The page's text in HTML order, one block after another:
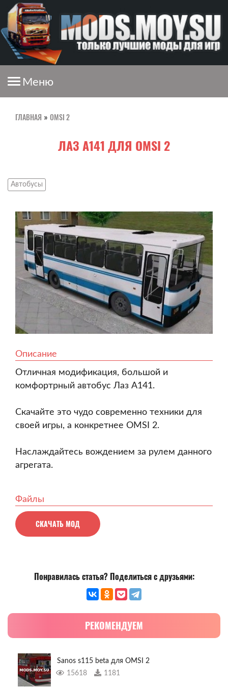
Меню
ГЛАВНАЯ » OMSI 2
ЛАЗ А141 ДЛЯ OMSI 2
Автобусы
Описание
Отличная модификация, большой и
комфортрный автобус Лаз А141.
Скачайте это чудо современно техники для
своей игры, а конкретнее OMSI 2.
Наслаждайтесь вождением за рулем данного
агрегата.
Файлы
СКАЧАТЬ МОД
Понравилась статья? Поделиться с друзьями:
РЕКОМЕНДУЕМ
Sanos s115 beta для OMSI 2
15618
1181